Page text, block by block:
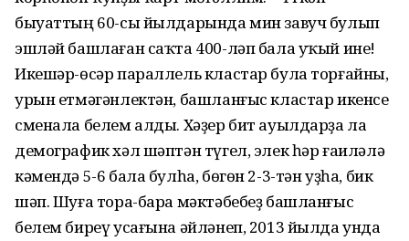
быуаттың 60-сы йылдарында мин завуч булып
эшләй башлаған саҡта 400-ләп бала уҡый ине!
Икешәр-өсәр параллель кластар була торғайны,
урын етмәгәнлектән, башланғыс кластар икенсе
сменала белем алды. Хәҙер бит ауылдарҙа ла
демографик хәл шәптән түгел, элек һәр ғаиләлә
кәмендә 5-6 бала булһа, бөгөн 2-3-тән уҙһа, бик
шәп. Шуға тора-бара мәктәбебеҙ башланғыс
белем биреү усағына әйләнеп, 2013 йылда унда